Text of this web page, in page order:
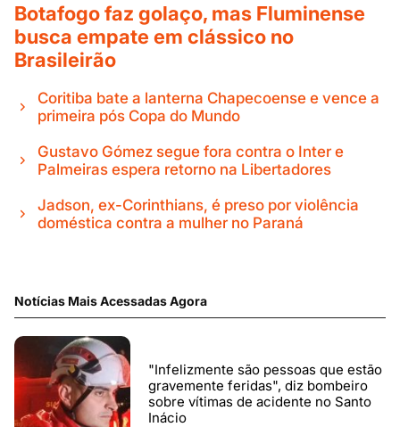
Botafogo faz golaço, mas Fluminense
busca empate em clássico no
Brasileirão
Coritiba bate a lanterna Chapecoense e vence a
primeira pós Copa do Mundo
Gustavo Gómez segue fora contra o Inter e
Palmeiras espera retorno na Libertadores
Jadson, ex-Corinthians, é preso por violência
doméstica contra a mulher no Paraná
Notícias Mais Acessadas Agora
"Infelizmente são pessoas que estão
gravemente feridas", diz bombeiro
sobre vítimas de acidente no Santo
Inácio